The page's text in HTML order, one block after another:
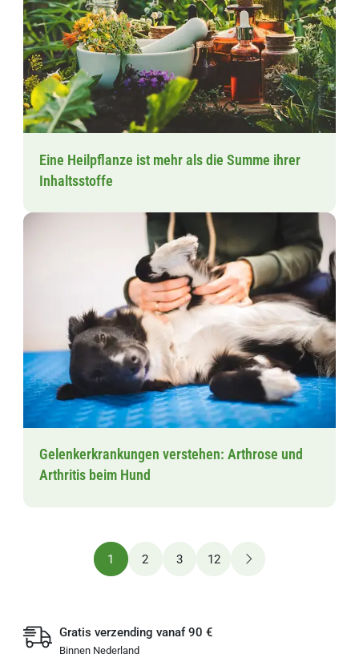
Eine Heilpflanze ist mehr als die Summe ihrer
Inhaltsstoffe
Gelenkerkrankungen verstehen: Arthrose und
Arthritis beim Hund
1 2 3 12
Gratis verzending vanaf 90 €
Binnen Nederland